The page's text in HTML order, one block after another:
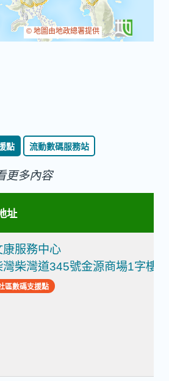
Leaflet |
© 地圖由地政總署提供
點 流動數碼服務站
更多內容
址
康服務中心
灣柴灣道345號金源商場1字樓1
區數碼支援點